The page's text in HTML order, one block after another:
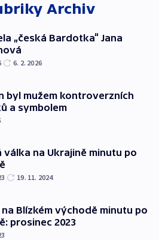
Archiv
„česká Bardotka“ Jana
6. 2. 2026
byl mužem kontroverzních
a symbolem
válka na Ukrajině minutu po
19. 11. 2024
Blízkém východě minutu po
prosinec 2023